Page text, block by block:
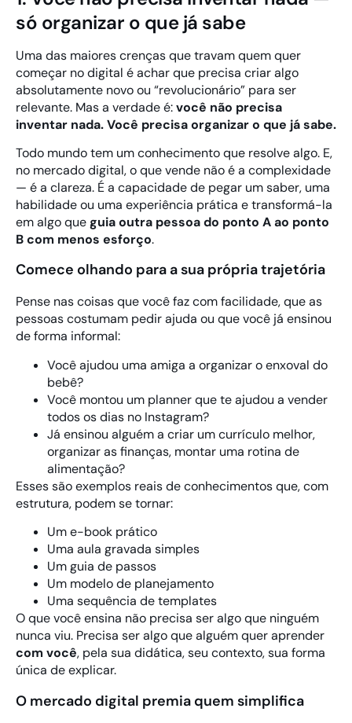
só organizar o que já sabe
Uma das maiores crenças que travam quem quer
começar no digital é achar que precisa criar algo
absolutamente novo ou “revolucionário” para ser
relevante. Mas a verdade é:você não precisa
inventar nada. Você precisa organizar o que já sabe.
Todo mundo tem um conhecimento que resolve algo. E,
no mercado digital, o que vende não é a complexidade
— é a clareza. É a capacidade de pegar um saber, uma
habilidade ou uma experiência prática e transformá-la
em algo queguia outra pessoa do ponto A ao ponto
B com menos esforço.
Comece olhando para a sua própria trajetória
Pense nas coisas que você faz com facilidade, que as
pessoas costumam pedir ajuda ou que você já ensinou
de forma informal:
Você ajudou uma amiga a organizar o enxoval do
bebê?
Você montou um planner que te ajudou a vender
todos os dias no Instagram?
Já ensinou alguém a criar um currículo melhor,
organizar as finanças, montar uma rotina de
alimentação?
Esses são exemplos reais de conhecimentos que, com
estrutura, podem se tornar:
Um e-book prático
Uma aula gravada simples
Um guia de passos
Um modelo de planejamento
Uma sequência de templates
O que você ensina não precisa ser algo que ninguém
nunca viu. Precisa ser algo que alguém quer aprender
com você, pela sua didática, seu contexto, sua forma
única de explicar.
O mercado digital premia quem simplifica